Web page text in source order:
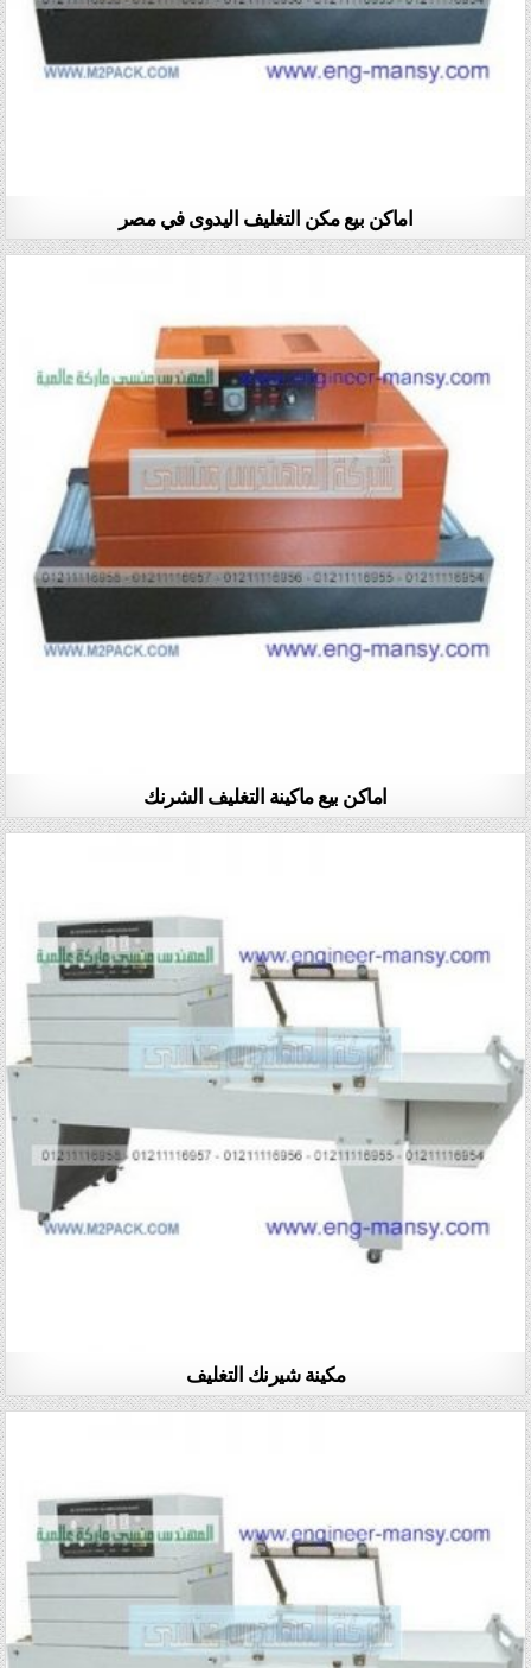
اماكن بيع مكن التغليف اليدوى في مصر
اماكن بيع ماكينة التغليف الشرنك
مكينة شيرنك التغليف